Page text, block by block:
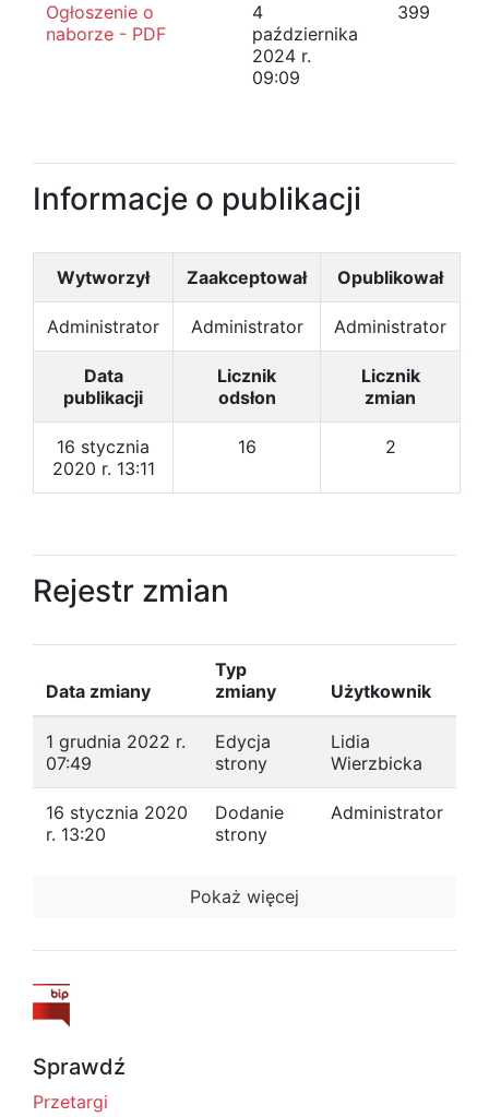
Ogłoszenie o
naborze - PDF
4
października
2024 r.
09:09
399
Informacje o publikacji
Wytworzył Zaakceptował Opublikował
Administrator Administrator Administrator
Data
publikacji
Licznik
odsłon
Licznik
zmian
16 stycznia
2020 r. 13:11
16 2
Rejestr zmian
Data zmiany
Typ
zmiany
Użytkownik
1 grudnia 2022 r.
07:49
Edycja
strony
Lidia
Wierzbicka
16 stycznia 2020
r. 13:20
Dodanie
strony
Administrator
Pokaż więcej
Sprawdź
Przetargi